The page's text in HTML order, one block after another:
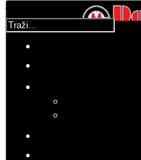
Traži...
Molimo ocijenite
Četvrtak, 29 Rujan